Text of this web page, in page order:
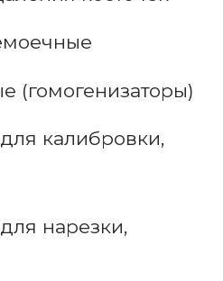
(гомогенизаторы)
калибровки,
нарезки,